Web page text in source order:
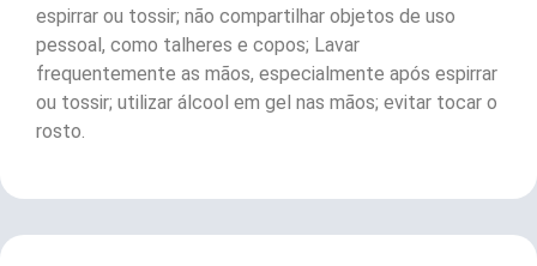
espirrar ou tossir; não compartilhar objetos de uso
pessoal, como talheres e copos; Lavar
frequentemente as mãos, especialmente após espirrar
ou tossir; utilizar álcool em gel nas mãos; evitar tocar o
rosto.